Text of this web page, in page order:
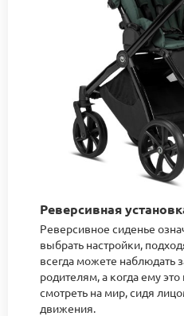
Реверсивная
Реверсивное сиденье
выбрать настройки,
всегда можете
родителям, а когда ему
смотреть на мир, сидя
движения.